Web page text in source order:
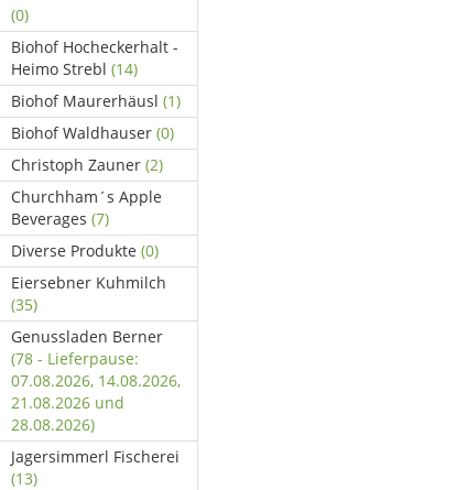
(0)
Biohof Hocheckerhalt -
Heimo Strebl (14)
Biohof Maurerhäusl (1)
Biohof Waldhauser (0)
Christoph Zauner (2)
Churchham´s Apple
Beverages (7)
Diverse Produkte (0)
Eiersebner Kuhmilch
(35)
Genussladen Berner
(78 - Lieferpause:
07.08.2026, 14.08.2026,
21.08.2026 und
28.08.2026)
Jagersimmerl Fischerei
(13)